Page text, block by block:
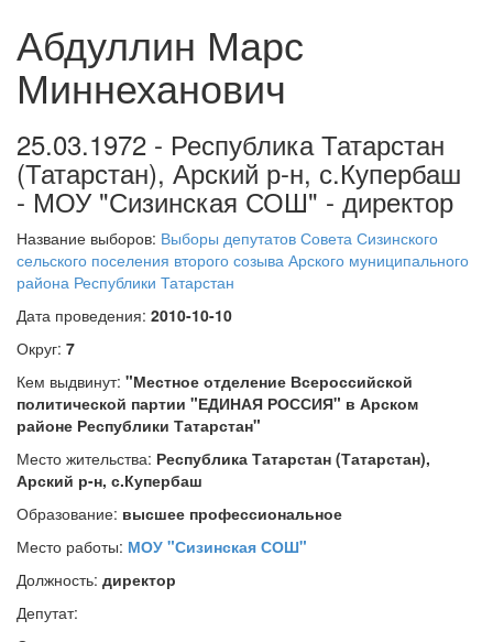
Абдуллин Марс
Миннеханович
25.03.1972 - Республика Татарстан
(Татарстан), Арский р-н, с.Купербаш
- МОУ "Сизинская СОШ" - директор
Название выборов: Выборы депутатов Совета Сизинского
сельского поселения второго созыва Арского муниципального
района Республики Татарстан
Дата проведения: 2010-10-10
Округ: 7
Кем выдвинут: "Местное отделение Всероссийской
политической партии "ЕДИНАЯ РОССИЯ" в Арском
районе Республики Татарстан"
Место жительства: Республика Татарстан (Татарстан),
Арский р-н, с.Купербаш
Образование: высшее профессиональное
Место работы: МОУ "Сизинская СОШ"
Должность: директор
Депутат: